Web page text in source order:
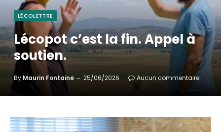
LÉCOLETTRE
Lécopot c’est la fin. Appel à
soutien.
By Maurin Fontaine 25/06/2026 Aucun commentaire